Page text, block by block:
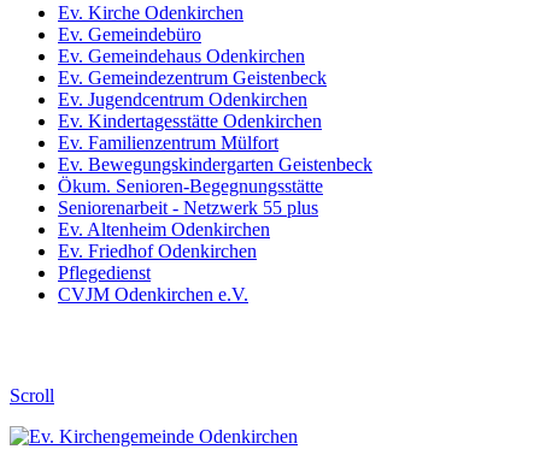
Ev. Kirche Odenkirchen
Ev. Gemeindebüro
Ev. Gemeindehaus Odenkirchen
Ev. Gemeindezentrum Geistenbeck
Ev. Jugendcentrum Odenkirchen
Ev. Kindertagesstätte Odenkirchen
Ev. Familienzentrum Mülfort
Ev. Bewegungskindergarten Geistenbeck
Ökum. Senioren-Begegnungsstätte
Seniorenarbeit - Netzwerk 55 plus
Ev. Altenheim Odenkirchen
Ev. Friedhof Odenkirchen
Pflegedienst
CVJM Odenkirchen e.V.
Scroll